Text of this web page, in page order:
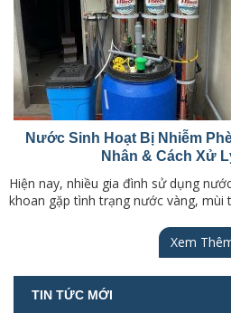
Nước Sinh Hoạt Bị Nhiễm
Nhân & Cách Xử
Hiện nay, nhiều gia đình sử dụng
khoan gặp tình trạng nước vàng, mùi
Xem
TIN TỨC MỚI